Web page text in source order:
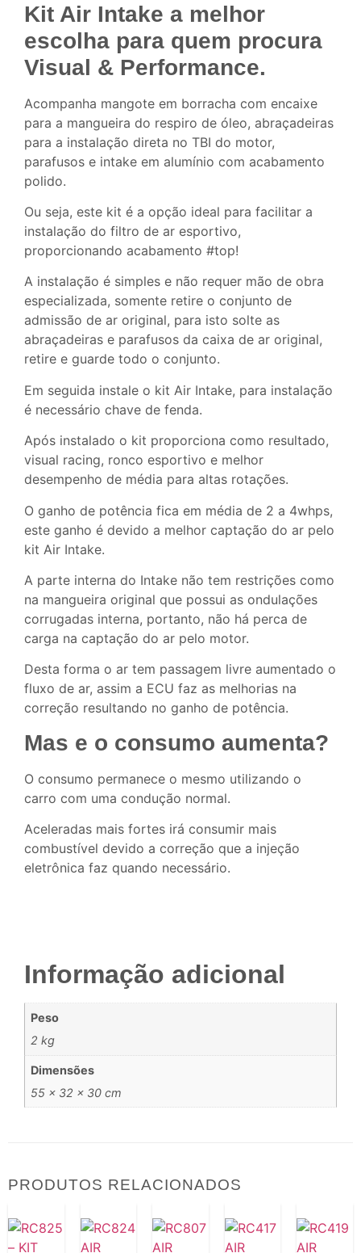
Kit Air Intake a melhor
escolha para quem procura
Visual & Performance.
Acompanha mangote em borracha com encaixe
para a mangueira do respiro de óleo, abraçadeiras
para a instalação direta no TBI do motor,
parafusos e intake em alumínio com acabamento
polido.
Ou seja, este kit é a opção ideal para facilitar a
instalação do filtro de ar esportivo,
proporcionando acabamento #top!
A instalação é simples e não requer mão de obra
especializada, somente retire o conjunto de
admissão de ar original, para isto solte as
abraçadeiras e parafusos da caixa de ar original,
retire e guarde todo o conjunto.
Em seguida instale o kit Air Intake, para instalação
é necessário chave de fenda.
Após instalado o kit proporciona como resultado,
visual racing, ronco esportivo e melhor
desempenho de média para altas rotações.
O ganho de potência fica em média de 2 a 4whps,
este ganho é devido a melhor captação do ar pelo
kit Air Intake.
A parte interna do Intake não tem restrições como
na mangueira original que possui as ondulações
corrugadas interna, portanto, não há perca de
carga na captação do ar pelo motor.
Desta forma o ar tem passagem livre aumentado o
fluxo de ar, assim a ECU faz as melhorias na
correção resultando no ganho de potência.
Mas e o consumo aumenta?
O consumo permanece o mesmo utilizando o
carro com uma condução normal.
Aceleradas mais fortes irá consumir mais
combustível devido a correção que a injeção
eletrônica faz quando necessário.
Informação adicional
Peso
2 kg
Dimensões
55 × 32 × 30 cm
PRODUTOS RELACIONADOS